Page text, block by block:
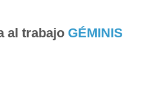
al trabajo GÉMINIS